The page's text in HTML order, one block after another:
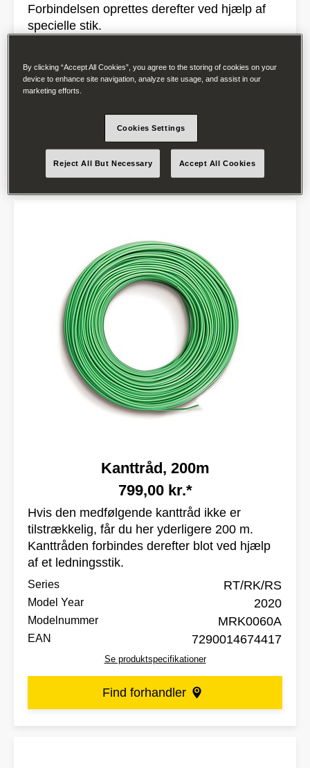
Forbindelsen oprettes derefter ved hjælp af
specielle stik.
Model Year 2020
Modelnummer MRK0040A
Kanttråd, 200m
799,00 kr.*
Hvis den medfølgende kanttråd ikke er
tilstrækkelig, får du her yderligere 200 m.
Kanttråden forbindes derefter blot ved hjælp
af et ledningsstik.
Series RT/RK/RS
Model Year 2020
Modelnummer MRK0060A
EAN 7290014674417
Se produktspecifikationer
Find forhandler
By clicking “Accept All Cookies”, you agree to the storing of cookies on your
device to enhance site navigation, analyze site usage, and assist in our
marketing efforts.
Cookies Settings
Reject All But Necessary Accept All Cookies